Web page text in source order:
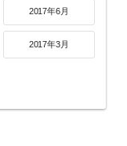
2017年6月
2017年3月